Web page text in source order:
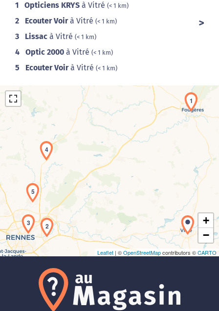
1 Opticiens KRYS à Vitré (< 1 km)
2 Ecouter Voirà Vitré (< 1 km)
3 Lissac à Vitré (< 1 km)
4 Optic 2000 à Vitré (< 1 km)
5 Ecouter Voirà Vitré (< 1 km)
Chargement de la carte en cours...
1
2
3
4
5
+
−
Leaflet | ©OpenStreetMapcontributors ©CARTO